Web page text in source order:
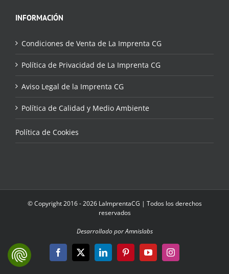
INFORMACIÓN
Condiciones de Venta de La Imprenta CG
Política de Privacidad de La Imprenta CG
Aviso Legal de la Imprenta CG
Política de Calidad y Medio Ambiente
Política de Cookies
© Copyright 2016 - 2026 LaImprentaCG | Todos los derechos
reservados
Desarrollado por Amnislabs
Facebook
X LinkedInPinterestYouTubeInstagram